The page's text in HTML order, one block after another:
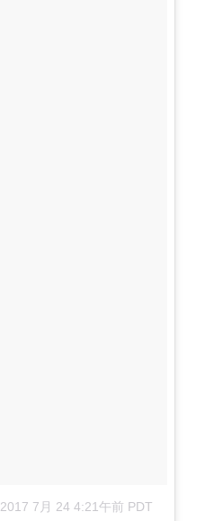
2017 7月 24 4:21午前 PDT